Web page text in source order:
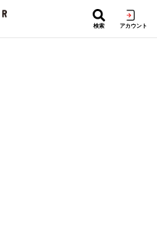
検索 アカウント